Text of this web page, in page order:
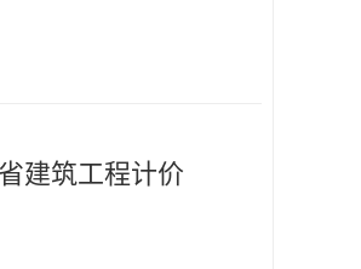
建筑工程计价